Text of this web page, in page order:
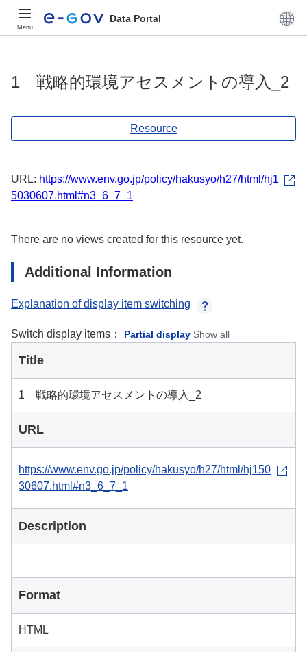
Menu
Data Portal
1 戦略的環境アセスメントの導入_2
Resource
URL: https://www.env.go.jp/policy/hakusyo/h27/html/hj1
5030607.html#n3_6_7_1
There are no views created for this resource yet.
Additional Information
Explanation of display item switching
Switch display items： Partial display Show all
Title
1 戦略的環境アセスメントの導入_2
URL
https://www.env.go.jp/policy/hakusyo/h27/html/hj150
30607.html#n3_6_7_1
Description
Format
HTML